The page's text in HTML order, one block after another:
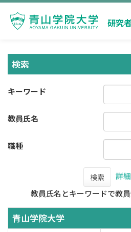
研究
検索
キーワード
教員氏名
職種
検索
詳
教員氏名とキーワードで教員
青山学院大学